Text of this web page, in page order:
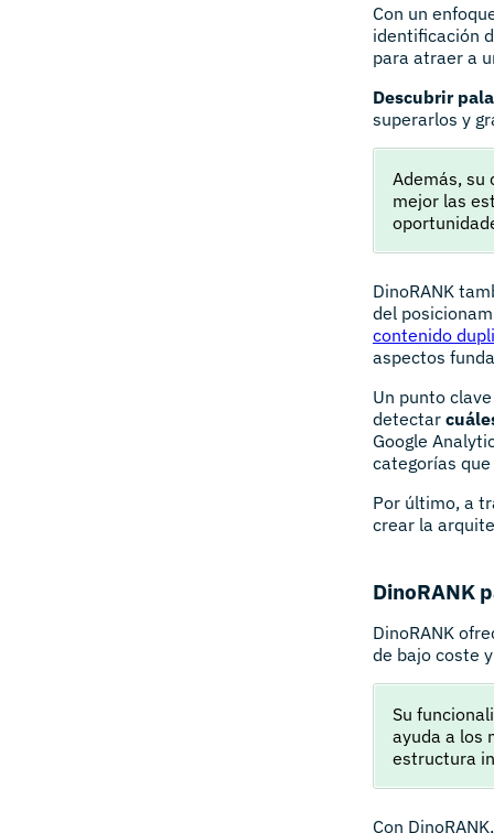
Con un
identificación
para atraer a
Descubrir
superarlos y
Además, su
mejor las
DinoRANK
del
contenido
aspectos
Un punto
detectar
Google
categorías
Por último, a
crear la
DinoRANK
DinoRANK
de bajo coste
Su
ayuda a los
estructura
Con